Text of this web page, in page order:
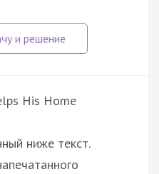
His Home
ниже текст.